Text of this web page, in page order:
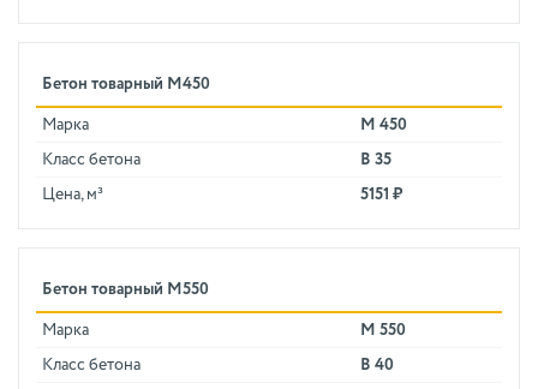
Бетон товарный М450
Марка М 450
Класс бетона В 35
Цена, м³ 5151 ₽
Бетон товарный М550
Марка М 550
Класс бетона В 40